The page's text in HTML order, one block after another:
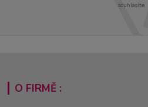
souhlasíte.
O FIRMĚ :